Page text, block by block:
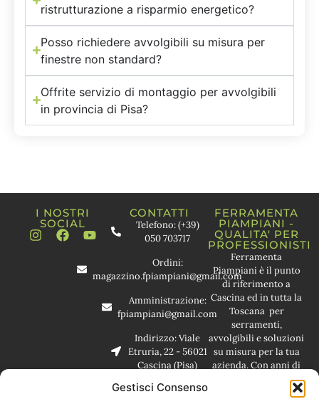
Gestisci Consenso
ristrutturazione a risparmio energetico?
Posso richiedere avvolgibili su misura per
finestre non standard?
Offrite servizio di montaggio per avvolgibili
in provincia di Pisa?
FERRAMENTA
PIAMPIANI -
QUALITA' PER
PROFESSIONISTI
Ferramenta
Piampiani è il punto
di riferimento a
Cascina ed in tutta la
Toscana per
serramenti,
avvolgibili e soluzioni
su misura per la tua
azienda. Con anni di
esperienza, offriamo
prodotti di qualità e
CONTATTI
Telefono: (+39)
050 703717
Ordini:
magazzino.fpiampiani@gmail.com
Amministrazione:
fpiampiani@gmail.com
Indirizzo: Viale
Etruria, 22 - 56021
Cascina (Pisa)
I NOSTRI
SOCIAL